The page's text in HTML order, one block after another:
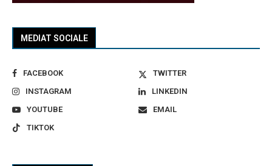
MEDIAT SOCIALE
FACEBOOK
TWITTER
INSTAGRAM
LINKEDIN
YOUTUBE
EMAIL
TIKTOK